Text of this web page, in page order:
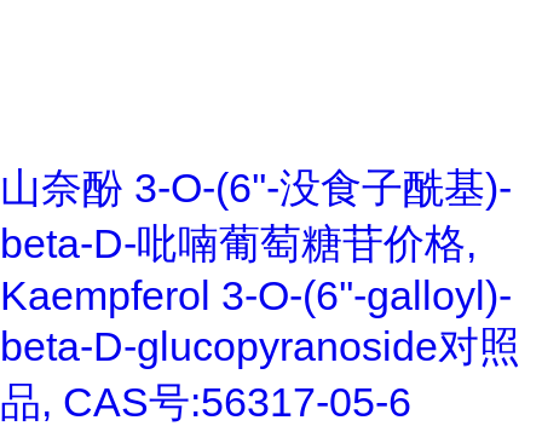
山奈酚 3-O-(6''-没食子酰基)-
beta-D-吡喃葡萄糖苷价格,
Kaempferol 3-O-(6''-galloyl)-
beta-D-glucopyranoside对照
品, CAS号:56317-05-6